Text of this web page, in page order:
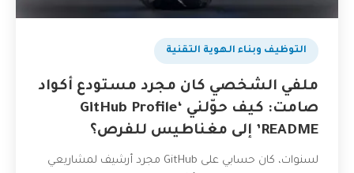
التوظيف وبناء الهوية التقنية
ملفي الشخصي كان مجرد مستودع أكواد
صامت: كيف حوّلني ‘GitHub Profile
README’ إلى مغناطيس للفرص؟
لسنوات، كان حسابي على GitHub مجرد أرشيف لمشاريعي